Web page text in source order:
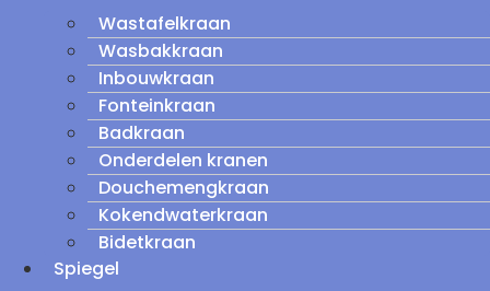
Wastafelkraan
Wasbakkraan
Inbouwkraan
Fonteinkraan
Badkraan
Onderdelen kranen
Douchemengkraan
Kokendwaterkraan
Bidetkraan
Spiegel